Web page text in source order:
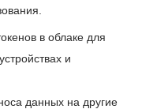
в облаке для
и
данных на другие